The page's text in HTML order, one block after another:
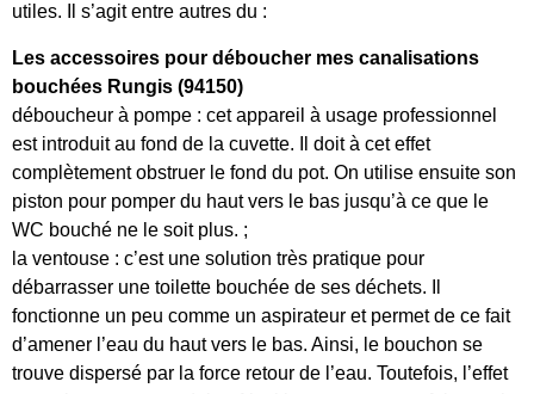
utiles. Il s’agit entre autres du :
Les accessoires pour déboucher mes canalisations
bouchées Rungis (94150)
déboucheur à pompe : cet appareil à usage professionnel
est introduit au fond de la cuvette. Il doit à cet effet
complètement obstruer le fond du pot. On utilise ensuite son
piston pour pomper du haut vers le bas jusqu’à ce que le
WC bouché ne le soit plus. ;
la ventouse : c’est une solution très pratique pour
débarrasser une toilette bouchée de ses déchets. Il
fonctionne un peu comme un aspirateur et permet de ce fait
d’amener l’eau du haut vers le bas. Ainsi, le bouchon se
trouve dispersé par la force retour de l’eau. Toutefois, l’effet